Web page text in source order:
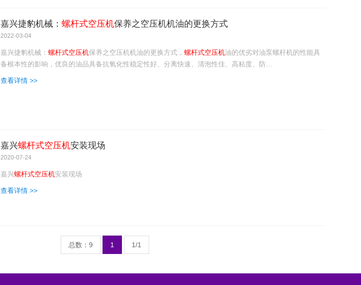
嘉兴捷豹机械： 螺杆式空压机保养之空压机机油的更换方式
2022-03-04
嘉兴捷豹机械： 螺杆式空压机保养之空压机机油的更换方式， 螺杆式空压机油的优劣对油泵螺杆机的性能具
备根本性的影响，优良的油品具备抗氧化性稳定性好、分离快速、清泡性佳、高粘度、防…
查看详情 >>
嘉兴螺杆式空压机安装现场
2020-07-24
嘉兴螺杆式空压机安装现场
查看详情 >>
总数：9 1 1/1